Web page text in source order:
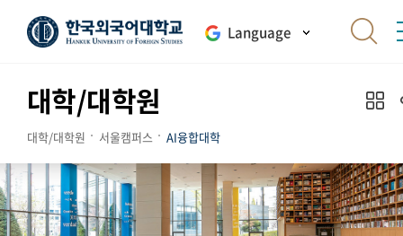
Language
대학/대학원
대학/대학원 서울캠퍼스 AI융합대학